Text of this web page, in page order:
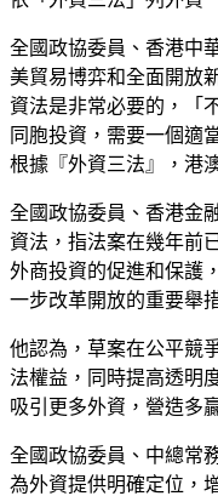
全國政協委員、香港中
美貿易博弈和全面開放
資法是非常必要的，「
同胞投資，需要一個適
根據『外資三法』，港
全國政協委員、香港金
資法，指法案在幾年前
外商投資的促進和保護
一步改革開放的重要舉
他認為，草案在公平競
法權益，同時提高透明
吸引更多外資，營造多
全國政協委員、中總常
為外資提供明確定位，